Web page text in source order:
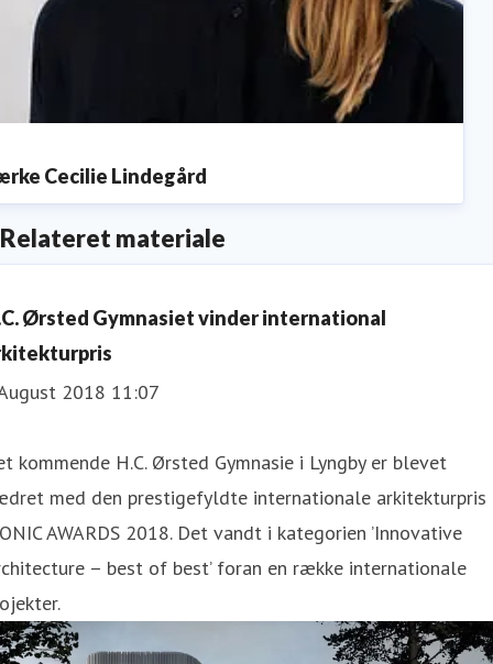
Cecilie Lindegård
Relateret materiale
Ørsted Gymnasiet vinder international
2018 11:07
kommende H.C. Ørsted Gymnasie i Lyngby er blevet
med den prestigefyldte internationale arkitekturpris
AWARDS 2018. Det vandt i kategorien ’Innovative
– best of best’ foran en række internationale